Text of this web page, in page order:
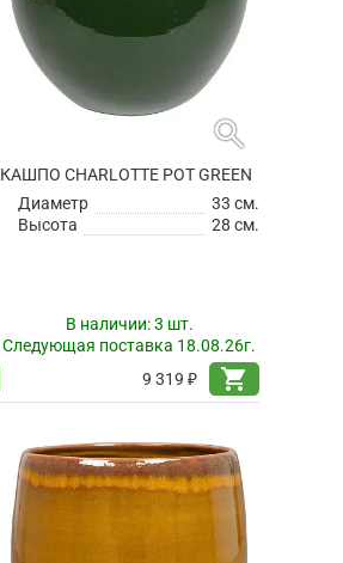
search
КАШПО CHARLOTTE POT GREEN
Диаметр
33 см.
Высота
28 см.
В наличии:3 шт.
Следующая поставка 18.08.26г.
9 319 ₽
shopping_cart